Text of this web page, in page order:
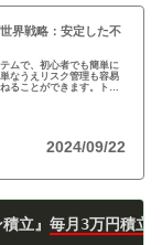
界戦略：安定した不
ムで、初心者でも簡単に
なうえリスク管理も容易
ることができます。トラ
2024/09/22
立』 毎月3万円積立